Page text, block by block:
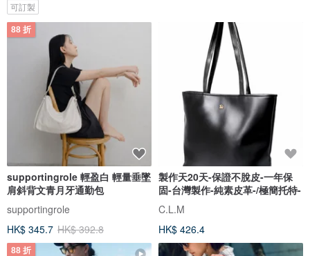
可訂製
88 折
supportingrole 輕盈白 輕量垂墜
肩斜背文青月牙通勤包
supportingrole
HK$ 345.7 HK$ 392.8
製作天20天-保證不脫皮-一年保
固-台灣製作-純素皮革-/極簡托特-
C.L.M
HK$ 426.4
88 折